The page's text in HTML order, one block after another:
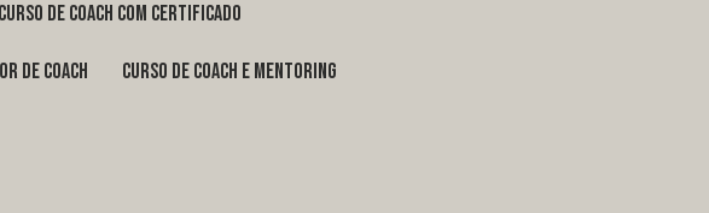
curso de coach com certificado
de coach curso de coach e mentoring